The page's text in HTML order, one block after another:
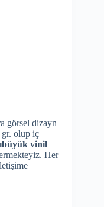
görsel dizayn
gr. olup iç
vinil
Her